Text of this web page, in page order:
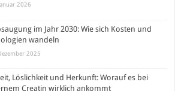
2026
im Jahr 2030: Wie sich Kosten und
wandeln
2025
Löslichkeit und Herkunft: Worauf es bei
Creatin wirklich ankommt